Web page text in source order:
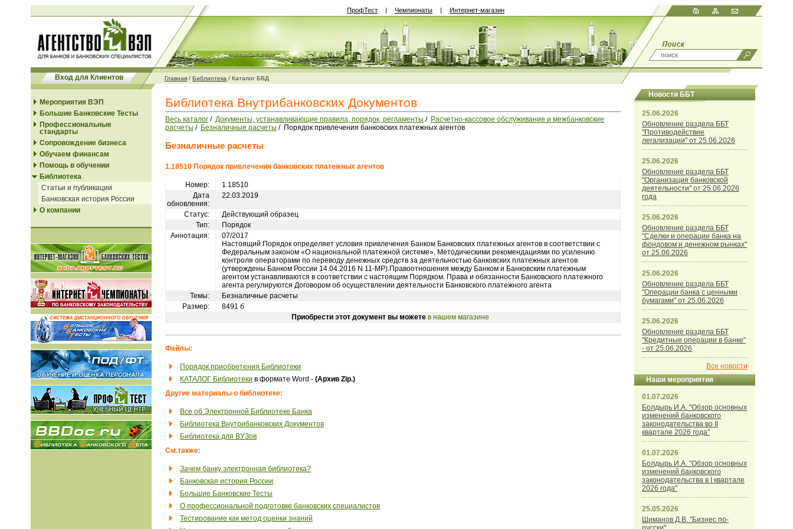
ПрофТест | Чемпионаты | Интернет-магазин
Вход для Клиентов Главная / Библиотека / Каталог БВД
Мероприятия ВЭП
Большие Банковские Тесты
Профессиональные
стандарты
Сопровождение бизнеса
Обучаем финансам
Помощь в обучении
Библиотека
Статьи и публикации
Банковская история России
О компании
Библиотека Внутрибанковских Документов
Весь каталог / Документы, устанавливающие правила, порядок, регламенты / Расчетно-кассовое обслуживание и межбанковские
расчеты / Безналичные расчеты / Порядок привлечения банковских платежных агентов
Безналичные расчеты
1.18510 Порядок привлечения банковских платежных агентов
Номер:
1.18510
Дата
обновления:
22.03.2019
Статус:
Действующий образец
Тип:
Порядок
Аннотация:
07/2017
Настоящий Порядок определяет условия привлечения Банком Банковских платежных агентов в соответствии с
Федеральным законом «О национальной платежной системе», Методическими рекомендациями по усилению
контроля операторами по переводу денежных средств за деятельностью банковских платежных агентов
(утверждены Банком России 14.04.2016 N 11-МР).Правоотношения между Банком и Банковским платежным
агентом устанавливаются в соответствии с настоящим Порядком. Права и обязанности Банковского платежного
агента регулируются Договором об осуществлении деятельности Банковского платежного агента
Темы:
Безналичные расчеты
Размер:
8491 б
Приобрести этот документ вы можете в нашем магазине
Файлы:
Порядок приобретения Библиотеки
КАТАЛОГ Библиотеки в формате Word - (Архив Zip.)
Другие материалы о библиотеке:
Все об Электронной Библиотеке Банка
Библиотека Внутрибанковских Документов
Библиотека для ВУЗов
См.также:
Зачем банку электронная библиотека?
Банковская история России
Большие Банковские Тесты
О профессиональной подготовке банковских специалистов
Тестирование как метод оценки знаний
Новости ББТ
25.06.2026
Обновление раздела ББТ
"Противодействие
легализации" от 25.06.2026
25.06.2026
Обновление раздела ББТ
"Организация банковской
деятельности" от 25.06.2026
года
25.06.2026
Обновление раздела ББТ
"Сделки и операции банка на
фондовом и денежном рынках"
от 25.06.2026
25.06.2026
Обновление раздела ББТ
"Операции банка с ценными
бумагами" от 25.06.2026
25.06.2026
Обновление раздела ББТ
"Кредитные операции в банке"
- от 25.06.2026
Все новости
Наши мероприятия
01.07.2026
Болдырь И.А. "Обзор основных
изменений банковского
законодательства во II
квартале 2026 года"
01.07.2026
Болдырь И.А. "Обзор основных
изменений банковского
законодательства в I квартале
2026 года"
25.05.2026
Шиманов Д.В. "Бизнес по-